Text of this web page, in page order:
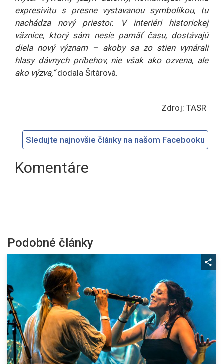
expresivitu s presne vystavanou symbolikou, tu
nachádza nový priestor. V interiéri historickej
väznice, ktorý sám nesie pamäť času, dostávajú
diela nový význam – akoby sa zo stien vynárali
hlasy dávnych príbehov, nie však ako ozvena, ale
ako výzva,“dodala Šitárová.
Zdroj: TASR
Sledujte najnovšie články na našom Facebooku
Komentáre
Podobné články